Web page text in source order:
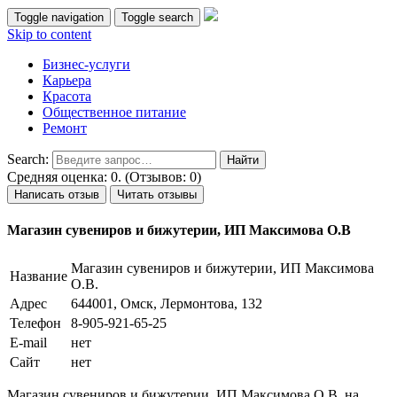
Toggle navigation Toggle search
Skip to content
Бизнес-услуги
Карьера
Красота
Общественное питание
Ремонт
Search:
Средняя оценка: 0. (Отзывов: 0)
Написать отзыв Читать отзывы
Магазин сувениров и бижутерии, ИП Максимова О.В
Название
Магазин сувениров и бижутерии, ИП Максимова
О.В.
Адрес
644001, Омск, Лермонтова, 132
Телефон
8-905-921-65-25
E-mail
нет
Сайт
нет